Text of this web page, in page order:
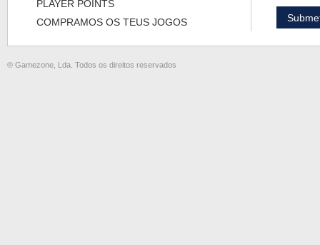
PLAYER POINTS
COMPRAMOS OS TEUS JOGOS
® Gamezone, Lda. Todos os direitos reservados